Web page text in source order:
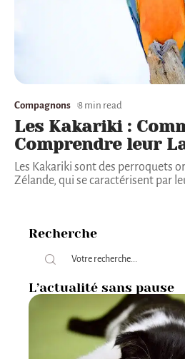
Compagnons 8 min read
Les Kakariki :
Comprendre leur
Les Kakariki sont des perroquets
Zélande, qui se caractérisent par
Recherche
L’actualité sans pause